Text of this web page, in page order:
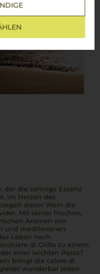
, der die sonnige Essenz
Im Herzen des
dieser Wein die
Mit seiner frischen,
Aromen von
und mediterranen
Leben nach
di Grillo zu einem
einer leichten Pasta?
bringt die calore di
wunderbar jeden